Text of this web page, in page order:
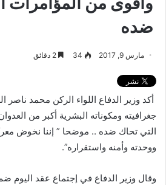
ضده
مارس 9, 2017 34
أكد وزير الدفاع اللواء الركن محمد ناصر
جغرافيته ومكوناته البشرية أكبر من
التي تحاك ضده .. موضحا ” إننا نخوض
ووحدته وأمنه واستقراره”.
وقال وزير الدفاع في إجتماع عقد اليوم